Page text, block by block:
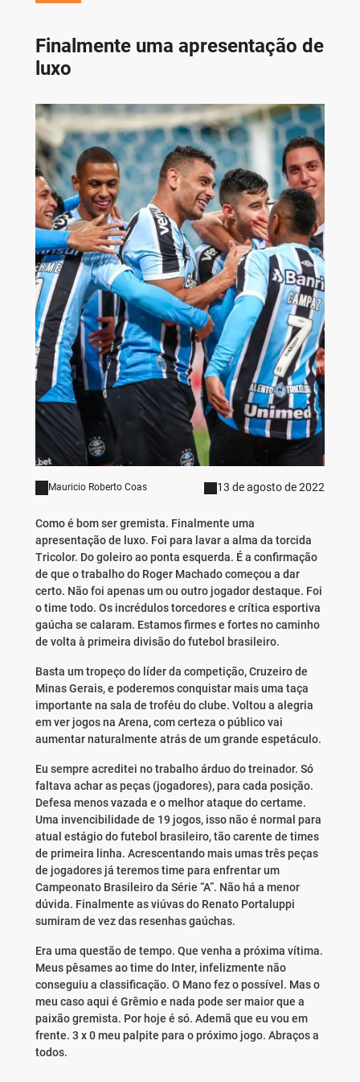
Finalmente uma apresentação de
luxo
Mauricio Roberto Coas 13 de agosto de 2022
Como é bom ser gremista. Finalmente uma
apresentação de luxo. Foi para lavar a alma da torcida
Tricolor. Do goleiro ao ponta esquerda. É a confirmação
de que o trabalho do Roger Machado começou a dar
certo. Não foi apenas um ou outro jogador destaque. Foi
o time todo. Os incrédulos torcedores e crítica esportiva
gaúcha se calaram. Estamos firmes e fortes no caminho
de volta à primeira divisão do futebol brasileiro.
Basta um tropeço do líder da competição, Cruzeiro de
Minas Gerais, e poderemos conquistar mais uma taça
importante na sala de troféu do clube. Voltou a alegria
em ver jogos na Arena, com certeza o público vai
aumentar naturalmente atrás de um grande espetáculo.
Eu sempre acreditei no trabalho árduo do treinador. Só
faltava achar as peças (jogadores), para cada posição.
Defesa menos vazada e o melhor ataque do certame.
Uma invencibilidade de 19 jogos, isso não é normal para
atual estágio do futebol brasileiro, tão carente de times
de primeira linha. Acrescentando mais umas três peças
de jogadores já teremos time para enfrentar um
Campeonato Brasileiro da Série “A”. Não há a menor
dúvida. Finalmente as viúvas do Renato Portaluppi
sumiram de vez das resenhas gaúchas.
Era uma questão de tempo. Que venha a próxima vítima.
Meus pêsames ao time do Inter, infelizmente não
conseguiu a classificação. O Mano fez o possível. Mas o
meu caso aqui é Grêmio e nada pode ser maior que a
paixão gremista. Por hoje é só. Ademã que eu vou em
frente. 3 x 0 meu palpite para o próximo jogo. Abraços a
todos.